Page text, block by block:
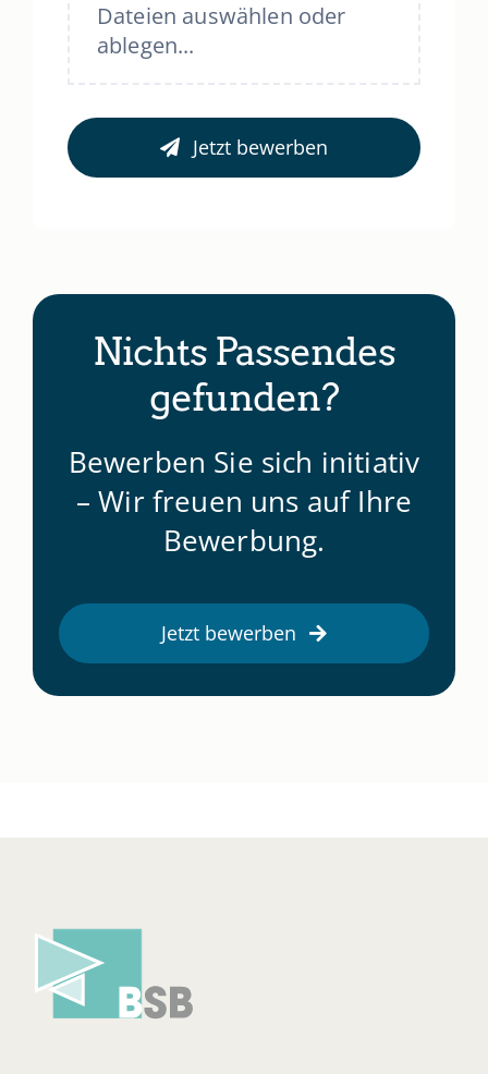
Dateien auswählen oder
ablegen...
Jetzt bewerben
Nichts Passendes
gefunden?
Bewerben Sie sich initiativ
– Wir freuen uns auf Ihre
Bewerbung.
Jetzt bewerben